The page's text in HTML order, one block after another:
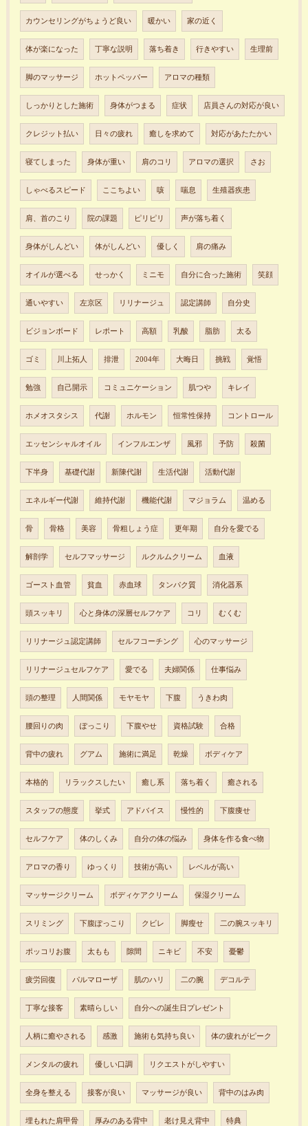
カウンセリングがちょうど良い 暖かい 家の近く
体が楽になった 丁寧な説明 落ち着き 行きやすい 生理前
脚のマッサージ ホットペッパー アロマの種類
しっかりとした施術 身体がつまる 症状 店員さんの対応が良い
クレジット払い 日々の疲れ 癒しを求めて 対応があたたかい
寝てしまった 身体が重い 肩のコリ アロマの選択 さお
しゃべるスピード ここちよい 咳 喘息 生殖器疾患
肩、首のこり 院の課題 ピリピリ 声が落ち着く
身体がしんどい 体がしんどい 優しく 肩の痛み
オイルが選べる せっかく ミニモ 自分に合った施術 笑顔
通いやすい 左京区 リリナージュ 認定講師 自分史
ビジョンボード レポート 高額 乳酸 脂肪 太る
ゴミ 川上拓人 排泄 2004年 大晦日 挑戦 覚悟
勉強 自己開示 コミュニケーション 肌つや キレイ
ホメオスタシス 代謝 ホルモン 恒常性保持 コントロール
エッセンシャルオイル インフルエンザ 風邪 予防 殺菌
下半身 基礎代謝 新陳代謝 生活代謝 活動代謝
エネルギー代謝 維持代謝 機能代謝 マジョラム 温める
骨 骨格 美容 骨粗しょう症 更年期 自分を愛でる
解剖学 セルフマッサージ ルクルムクリーム 血液
ゴースト血管 貧血 赤血球 タンパク質 消化器系
頭スッキリ 心と身体の深層セルフケア コリ むくむ
リリナージュ認定講師 セルフコーチング 心のマッサージ
リリナージュセルフケア 愛でる 夫婦関係 仕事悩み
頭の整理 人間関係 モヤモヤ 下腹 うきわ肉
腰回りの肉 ぽっこり 下腹やせ 資格試験 合格
背中の疲れ グアム 施術に満足 乾燥 ボディケア
本格的 リラックスしたい 癒し系 落ち着く 癒される
スタッフの態度 挙式 アドバイス 慢性的 下腹痩せ
セルフケア 体のしくみ 自分の体の悩み 身体を作る食べ物
アロマの香り ゆっくり 技術が高い レベルが高い
マッサージクリーム ボディケアクリーム 保湿クリーム
スリミング 下腹ぽっこり クビレ 脚瘦せ 二の腕スッキリ
ポッコリお腹 太もも 隙間 ニキビ 不安 憂鬱
疲労回復 パルマローザ 肌のハリ 二の腕 デコルテ
丁寧な接客 素晴らしい 自分への誕生日プレゼント
人柄に癒やされる 感激 施術も気持ち良い 体の疲れがピーク
メンタルの疲れ 優しい口調 リクエストがしやすい
全身を整える 接客が良い マッサージが良い 背中のはみ肉
埋もれた肩甲骨 厚みのある背中 老け見え背中 特典